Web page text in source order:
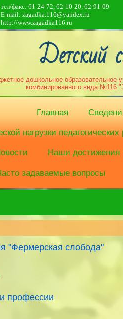
тел/факс: 61-24-72, 62-10-20, 62-91-09
E-mail: zagadka.116@yandex.ru
http://www.zagadka116.ru
Детский
дошкольное образовательное
комбинированного вида
Главная
нагрузки педагогических
Наши достижения
задаваемые вопросы
"Фермерская слобода"
профессии